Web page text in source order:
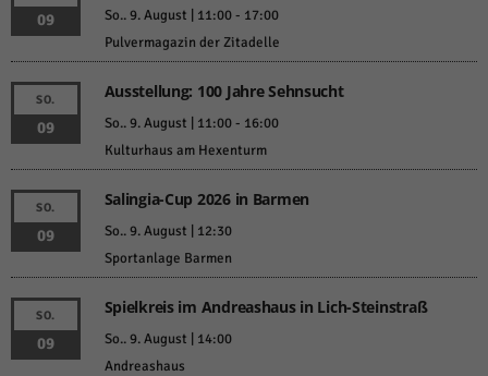
09 So.. 9. August | 11:00- 17:00
Pulvermagazin der Zitadelle
SO.
09
Ausstellung: 100 Jahre Sehnsucht
So.. 9. August | 11:00- 16:00
Kulturhaus am Hexenturm
SO.
09
Salingia-Cup 2026 in Barmen
So.. 9. August | 12:30
Sportanlage Barmen
SO.
09
Spielkreis im Andreashaus in Lich-Steinstraß
So.. 9. August | 14:00
Andreashaus